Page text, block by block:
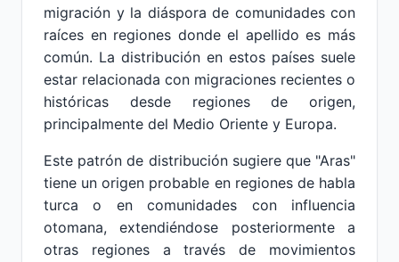
migración y la diáspora de comunidades con
raíces en regiones donde el apellido es más
común. La distribución en estos países suele
estar relacionada con migraciones recientes o
históricas desde regiones de origen,
principalmente del Medio Oriente y Europa.
Este patrón de distribución sugiere que "Aras"
tiene un origen probable en regiones de habla
turca o en comunidades con influencia
otomana, extendiéndose posteriormente a
otras regiones a través de movimientos